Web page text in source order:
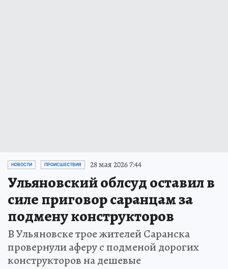
НОВОСТИ ПРОИСШЕСТВИЯ 28 мая 2026 7:44
Ульяновский облсуд оставил в
силе приговор саранцам за
подмену конструкторов
В Ульяновске трое жителей Саранска
провернули аферу с подменой дорогих
конструкторов на дешевые